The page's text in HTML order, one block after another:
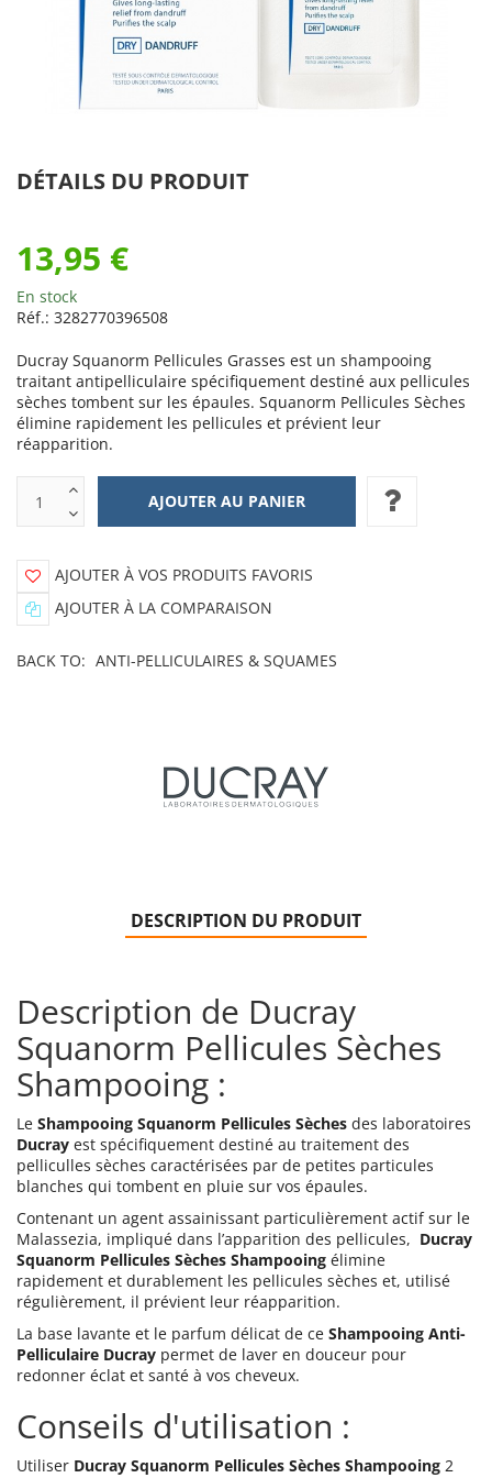
DÉTAILS DU PRODUIT
13,95 €
En stock
Réf.: 3282770396508
Ducray Squanorm Pellicules Grasses est un shampooing
traitant antipelliculaire spécifiquement destiné aux pellicules
sèches tombent sur les épaules. Squanorm Pellicules Sèches
élimine rapidement les pellicules et prévient leur
réapparition.
AJOUTER À VOS PRODUITS FAVORIS
AJOUTER À LA COMPARAISON
BACK TO: ANTI-PELLICULAIRES & SQUAMES
DESCRIPTION DU PRODUIT
Description de Ducray
Squanorm Pellicules Sèches
Shampooing :
Le Shampooing Squanorm Pellicules Sèches des laboratoires
Ducray est spécifiquement destiné au traitement des
pelliculles sèches caractérisées par de petites particules
blanches qui tombent en pluie sur vos épaules.
Contenant un agent assainissant particulièrement actif sur le
Malassezia, impliqué dans l’apparition des pellicules, Ducray
Squanorm Pellicules Sèches Shampooing élimine
rapidement et durablement les pellicules sèches et, utilisé
régulièrement, il prévient leur réapparition.
La base lavante et le parfum délicat de ce Shampooing Anti-
Pelliculaire Ducray permet de laver en douceur pour
redonner éclat et santé à vos cheveux.
Conseils d'utilisation :
Utiliser Ducray Squanorm Pellicules Sèches Shampooing 2